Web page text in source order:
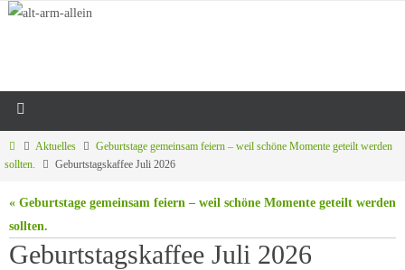
Aktuelles
Geburtstage gemeinsam feiern – weil schöne Momente geteilt werden
sollten.
Geburtstagskaffee Juli 2026
« Geburtstage gemeinsam feiern – weil schöne Momente geteilt werden
sollten.
Geburtstagskaffee Juli 2026